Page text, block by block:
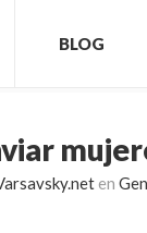
BLOG
en